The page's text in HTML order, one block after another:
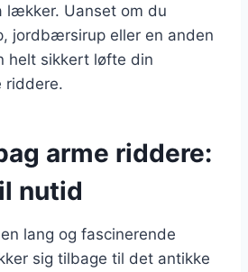
lækker. Uanset om du
jordbærsirup eller en anden
helt sikkert løfte din
riddere.
arme riddere:
nutid
lang og fascinerende
sig tilbage til det antikke